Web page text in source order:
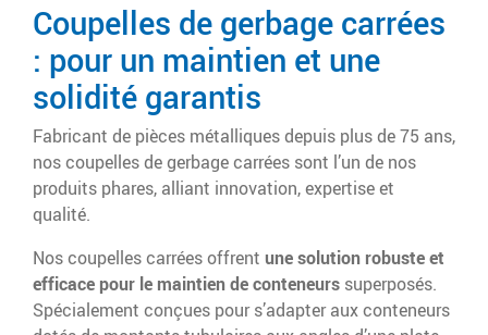
Coupelles de gerbage carrées
: pour un maintien et une
solidité garantis
Fabricant de pièces métalliques depuis plus de 75 ans,
nos coupelles de gerbage carrées sont l’un de nos
produits phares, alliant innovation, expertise et
qualité.
Nos coupelles carrées offrent une solution robuste et
efficace pour le maintien de conteneurs superposés.
Spécialement conçues pour s’adapter aux conteneurs